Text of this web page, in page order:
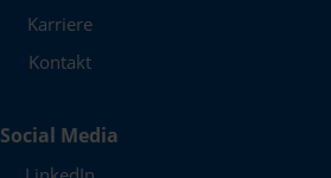
Karriere
Kontakt
Social Media